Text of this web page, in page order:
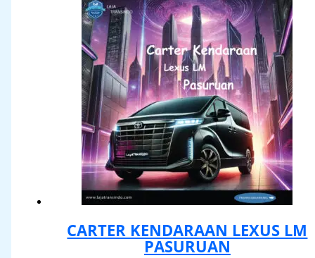
CARTER KENDARAAN LEXUS LM
PASURUAN